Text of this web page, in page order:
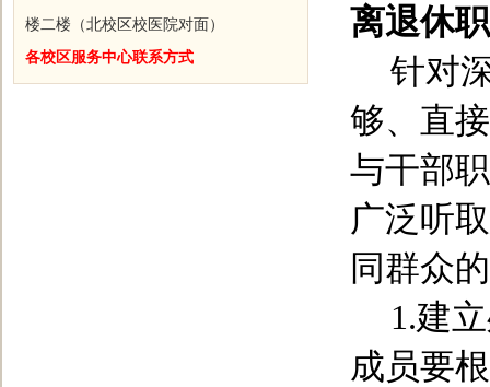
楼二楼（北校区校医院对面）
各校区服务中心联系方式
离退休
针对
够、直
与干部
广泛听
同群众
1.建
成员要